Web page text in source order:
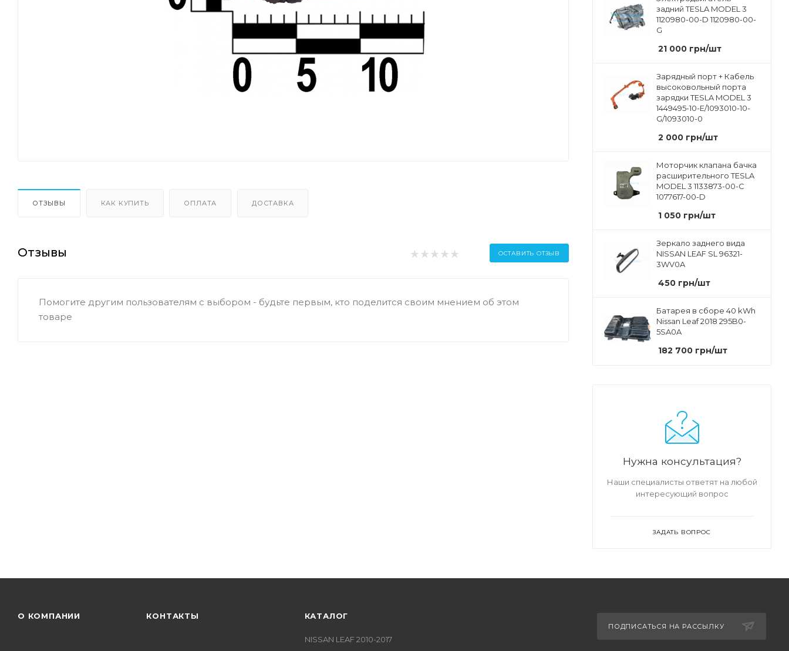
ОТЗЫВЫ КАК КУПИТЬ ОПЛАТА ДОСТАВКА
Отзывы ОСТАВИТЬ ОТЗЫВ
Помогите другим пользователям с выбором - будьте первым, кто поделится своим мнением об этом
товаре
задний TESLA MODEL 3
1120980-00-D 1120980-00-
G
21 000 грн/шт
Зарядный порт + Кабель
высоковольный порта
зарядки TESLA MODEL 3
1449495-10-E/1093010-10-
G/1093010-0
2 000 грн/шт
Моторчик клапана бачка
расширительного TESLA
MODEL 3 1133873-00-C
1077617-00-D
1 050 грн/шт
Зеркало заднего вида
NISSAN LEAF SL 96321-
3WV0A
450 грн/шт
Батарея в сборе 40 kWh
Nissan Leaf 2018 295B0-
5SA0A
182 700 грн/шт
Нужна консультация?
Наши специалисты ответят на любой
интересующий вопрос
ЗАДАТЬ ВОПРОС
О КОМПАНИИ КОНТАКТЫ КАТАЛОГ
NISSAN LEAF 2010-2017
ПОДПИСАТЬСЯ НА РАССЫЛКУ